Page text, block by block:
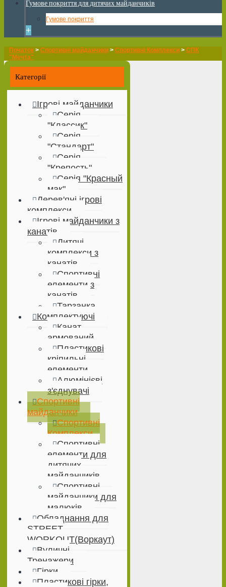
Гумове покриття для дитячих майданчиків
Гумове покриття
+
Початок > Спортивні майданчики > Спортивні Комплекси > СПК
"Мечта"
Категорії
Ігрові майданчики
Серія
"Классик"
Серія
"Стандарт"
Серія
"Крепость"
Серія "Красный
мак"
Дерев'яні ігрові
комплекси
Ігрові майданчики з
канатів
Дитячі
комплекси з
канатів
Спортивні
елементи з
канатів
Тарзанка
Комплектуючі
Канат
армований
Пластикові
кріпильні
елементи
Алюмінієві
з'єднувачі
Спортивні
майданчики
Спортивні
Комплекси
Спортивні
елементи для
дитячих
майданчиків
Спортивні
майданчики для
малюків
Обладнання для
STREET
WORKOUT(Воркаут)
Вуличні
Тренажери
Гірки
Пластикові гірки,